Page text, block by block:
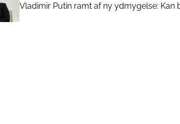
Vladimir Putin ramt af ny ydmygelse: Kan